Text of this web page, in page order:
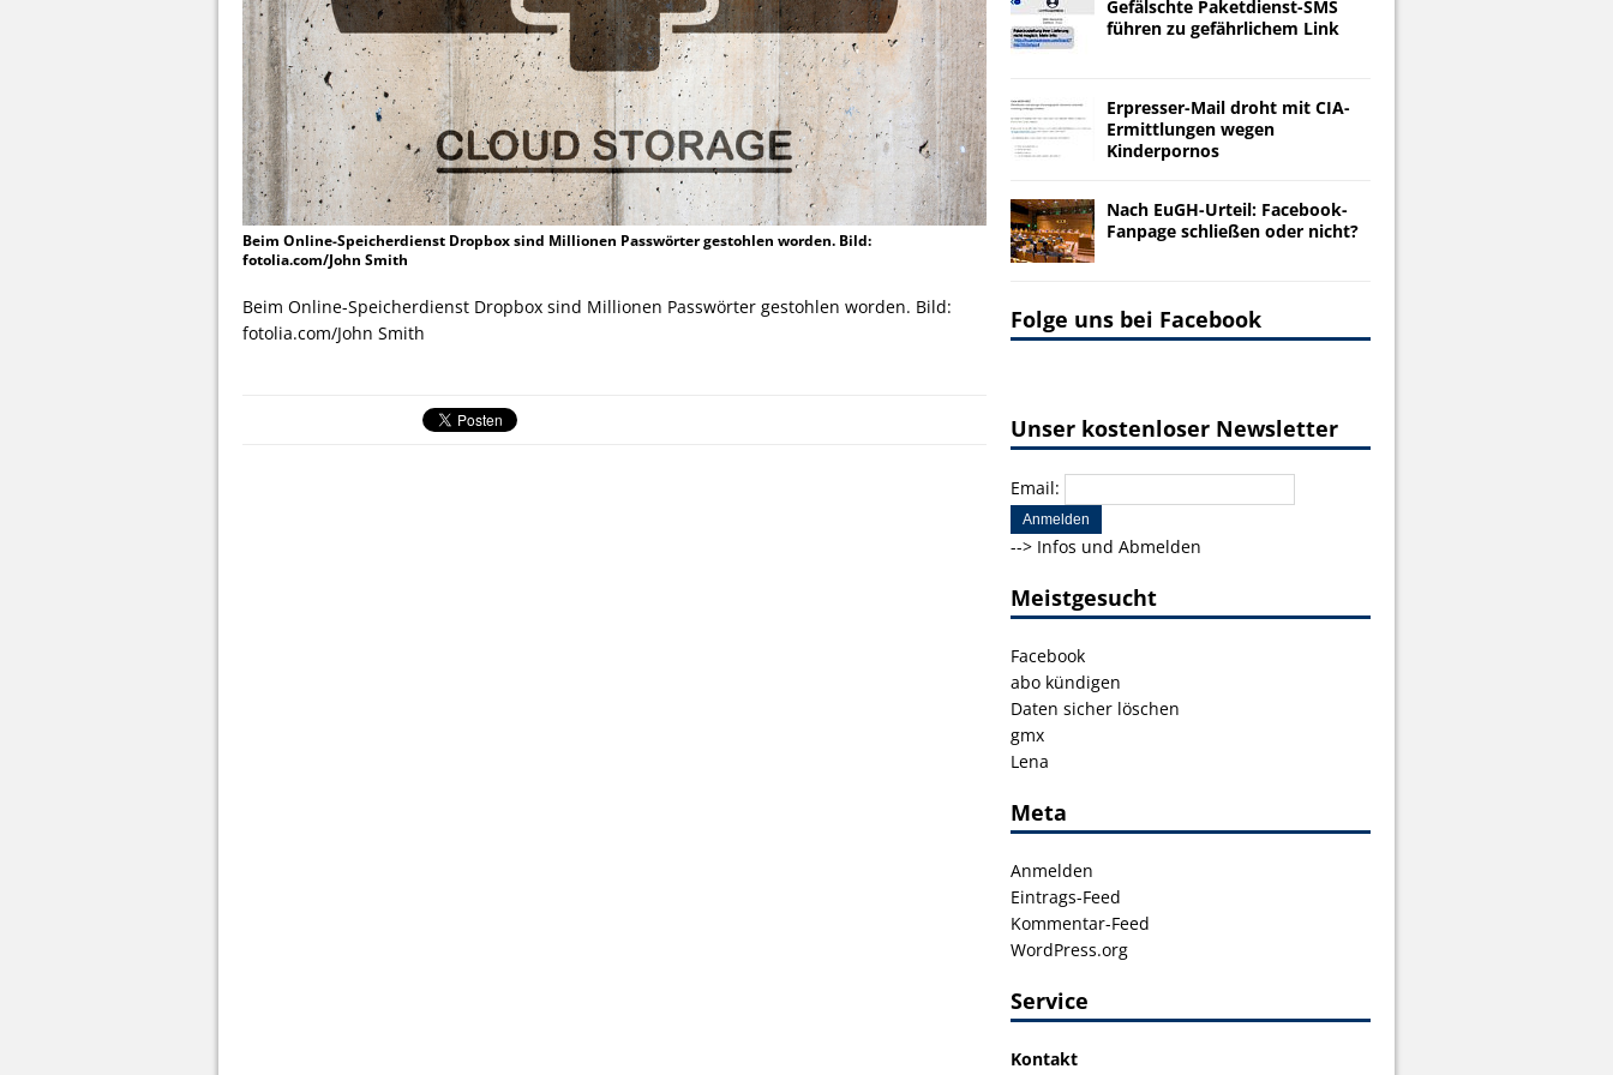
Beim Online-Speicherdienst Dropbox sind Millionen Passwörter gestohlen worden. Bild:
fotolia.com/John Smith
Beim Online-Speicherdienst Dropbox sind Millionen Passwörter gestohlen worden. Bild:
fotolia.com/John Smith
Gefälschte Paketdienst-SMS
führen zu gefährlichem Link
Erpresser-Mail droht mit CIA-
Ermittlungen wegen
Kinderpornos
Nach EuGH-Urteil: Facebook-
Fanpage schließen oder nicht?
Folge uns bei Facebook
Unser kostenloser Newsletter
Email:
--> Infos und Abmelden
Meistgesucht
Facebook
abo kündigen
Daten sicher löschen
gmx
Lena
Meta
Anmelden
Eintrags-Feed
Kommentar-Feed
WordPress.org
Service
Kontakt